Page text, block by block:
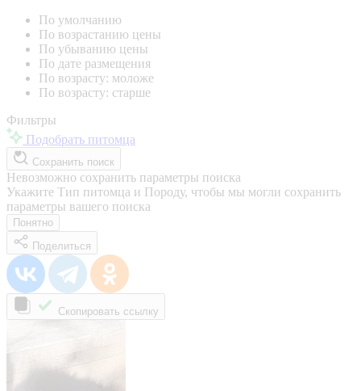
По умолчанию
По возрастанию цены
По убыванию цены
По дате размещения
По возрасту: моложе
По возрасту: старше
Фильтры
Подобрать питомца
Сохранить поиск
Невозможно сохранить параметры поиска
Укажите Тип питомца и Породу, чтобы мы могли сохранить
параметры вашего поиска
Понятно
Поделиться
Скопировать ссылку